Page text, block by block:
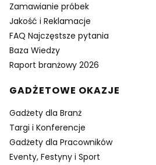
Zamawianie próbek
Jakość i Reklamacje
FAQ Najczęstsze pytania
Baza Wiedzy
Raport branżowy 2026
GADŻETOWE OKAZJE
Gadżety dla Branż
Targi i Konferencje
Gadżety dla Pracowników
Eventy, Festyny i Sport